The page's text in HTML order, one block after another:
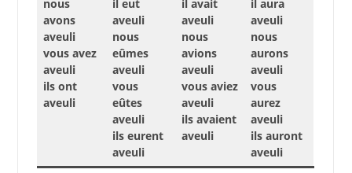
nous
avons
aveuli
vous avez
aveuli
ils ont
aveuli
il eut
aveuli
nous
eûmes
aveuli
vous
eûtes
aveuli
ils eurent
aveuli
il avait
aveuli
nous
avions
aveuli
vous aviez
aveuli
ils avaient
aveuli
il aura
aveuli
nous
aurons
aveuli
vous
aurez
aveuli
ils auront
aveuli